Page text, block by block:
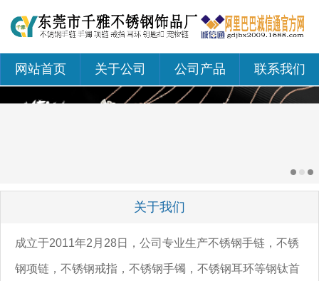
网站首页 关于公司 公司产品 联系我们
关于我们
成立于2011年2月28日，公司专业生产不锈钢手链，不锈
钢项链，不锈钢戒指，不锈钢手镯，不锈钢耳环等钢钛首